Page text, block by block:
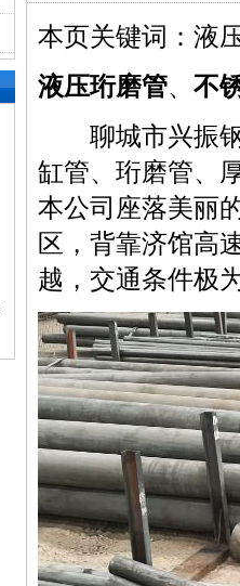
本页关键词：液
液压珩磨管、 不
聊城市兴振钢
缸管、 珩磨管、
本公司座落美丽
区，背靠济馆高
越，交通条件极